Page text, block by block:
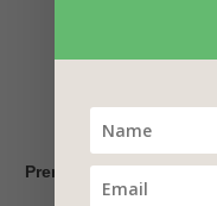
Premier Journal en